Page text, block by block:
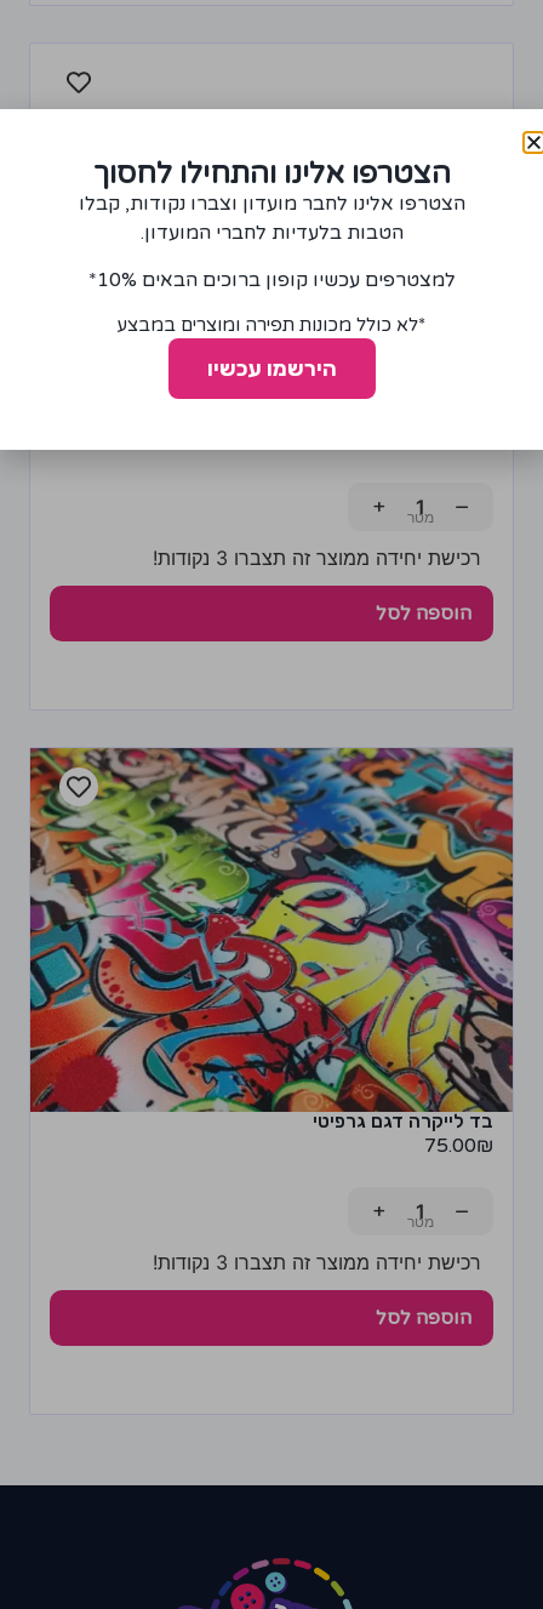
−
+
רכישת יחידה ממוצר זה תצברו 3 נקודות!
הוספה לסל
בד לייקרה דגם גרפיטי
75.00₪
−
+
רכישת יחידה ממוצר זה תצברו 3 נקודות!
הוספה לסל
הצטרפו אלינו והתחילו לחסוך
הצטרפו אלינו לחבר מועדון וצברו נקודות, קבלו
הטבות בלעדיות לחברי המועדון.
למצטרפים עכשיו קופון ברוכים הבאים 10%*
*לא כולל מכונות תפירה ומוצרים במבצע
הירשמו עכשיו